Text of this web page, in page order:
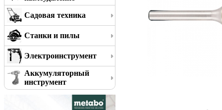
Садовая техника
Станки и пилы
Электроинструмент
Аккумуляторный
инструмент